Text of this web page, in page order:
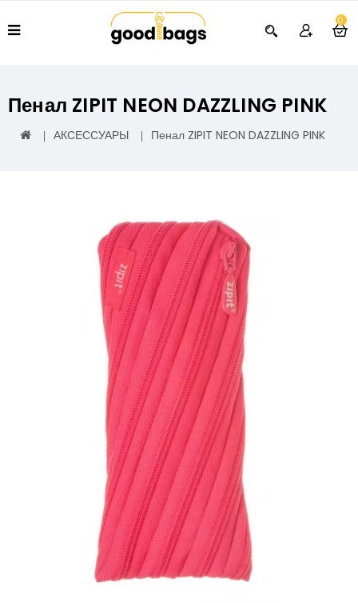
0
Пенал ZIPIT NEON DAZZLING PINK
АКСЕССУАРЫ Пенал ZIPIT NEON DAZZLING PINK